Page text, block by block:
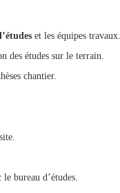
et les équipes travaux.
des études sur le terrain.
chantier.
bureau d’études.